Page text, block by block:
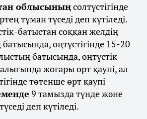
облысыныңсолтүстігінде
тұман түседі деп күтіледі.
батыстан соққан желдің
оңтүстігінде 15-20
батысында, оңтүстік-
жоғары өрт қаупі, ал
төтенше өрт қаупі
9 тамызда түнде және
деп күтіледі.